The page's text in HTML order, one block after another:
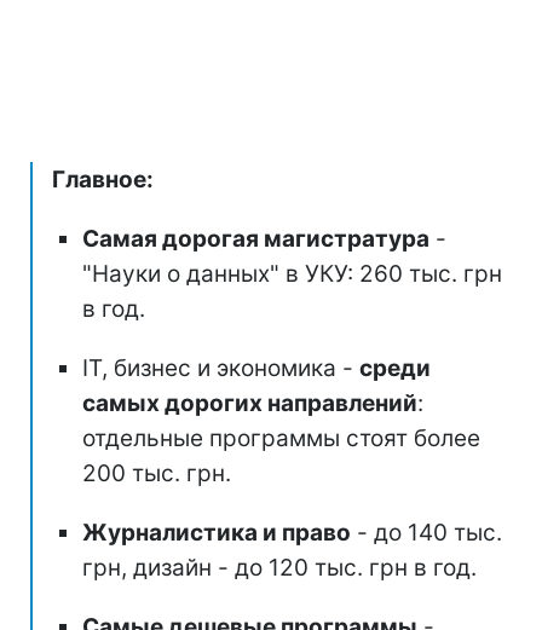
Главное:
Самая дорогая магистратура -
"Науки о данных" в УКУ: 260 тыс. грн
в год.
ІТ, бизнес и экономика - среди
самых дорогих направлений:
отдельные программы стоят более
200 тыс. грн.
Журналистика и право - до 140 тыс.
грн, дизайн - до 120 тыс. грн в год.